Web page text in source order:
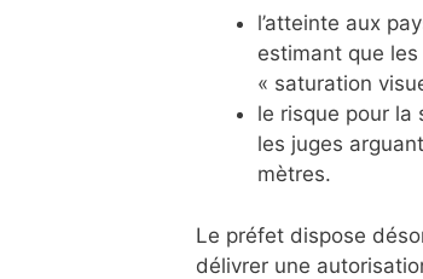
l’atteinte aux
estimant que
« saturation
le risque pour la
les juges
mètres.
Le préfet dispose
délivrer une